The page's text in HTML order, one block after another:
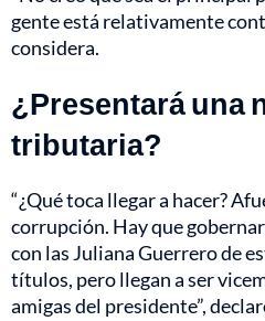
gente está relativamente
considera.
¿Presentará una
tributaria?
“¿Qué toca llegar a hacer?
corrupción. Hay que
con las Juliana Guerrero de
títulos, pero llegan a ser
amigas del presidente”,